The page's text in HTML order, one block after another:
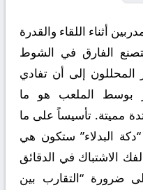
أثناء اللقاء والقدرة
الفارق في الشوط
إلى أن تفادي
بوسط الملعب هو ما
مميتة. تأسيساً على ما
البدلاء” ستكون هي
الاشتباك في الدقائق
ضرورة “التقارب بين